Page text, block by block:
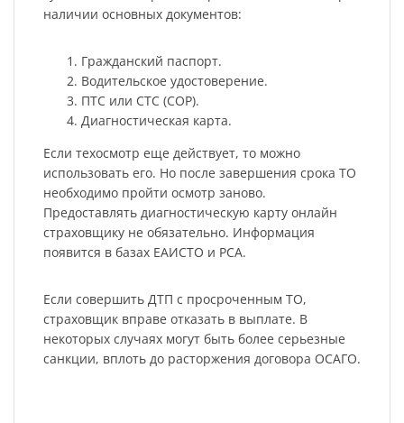
наличии основных документов:
Гражданский паспорт.
Водительское удостоверение.
ПТС или СТС (СОР).
Диагностическая карта.
Если техосмотр еще действует, то можно
использовать его. Но после завершения срока ТО
необходимо пройти осмотр заново.
Предоставлять диагностическую карту онлайн
страховщику не обязательно. Информация
появится в базах ЕАИСТО и РСА.
Если совершить ДТП с просроченным ТО,
страховщик вправе отказать в выплате. В
некоторых случаях могут быть более серьезные
санкции, вплоть до расторжения договора ОСАГО.